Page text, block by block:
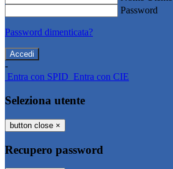
Password
Password dimenticata?
-
Entra con SPID Entra con CIE
Seleziona utente
button close ×
Recupero password